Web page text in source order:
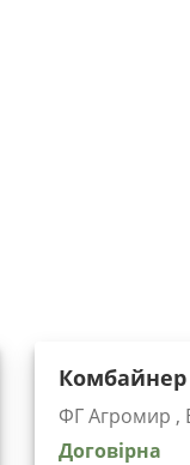
Комбайнер
ФГ Агромир ,
Договірна